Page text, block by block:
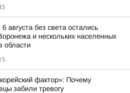
августа без света остались
и нескольких населенных
области
фактор»: Почему
забили тревогу